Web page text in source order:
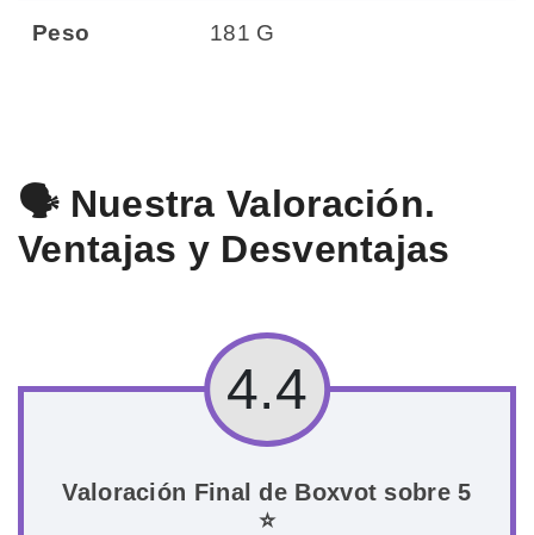
Peso 181 G
🗣️ Nuestra Valoración.
Ventajas y Desventajas
4.4
Valoración Final de Boxvot sobre 5
⭐